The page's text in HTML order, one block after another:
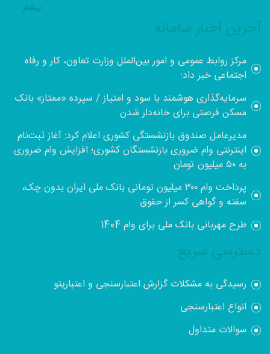
بيشتر
آخرین اخبار سامانه
مرکز روابط عمومی و امور بین‌الملل وزارت تعاون، کار و رفاه
اجتماعی خبر داد:
سرمایه‌گذاری هوشمند با سود و امتیاز / سپرده «ممتاز» بانک
مسکن فرصتی برای خانه‌دار شدن
مدیرعامل صندوق بازنشستگی کشوری اعلام کرد: آغاز ثبت‌نام
اینترنتی وام ضروری بازنشستگان کشوری؛ افزایش وام ضروری
به ۵۰ میلیون تومان
پرداخت وام ۳۰۰ میلیون تومانی بانک ملی ایران بدون چک،
سفته و گواهی کسر از حقوق
طرح مهربانی بانک ملی برای وام 1404
دسترسی سریع
رسیدگی به مشکلات گزارش اعتبارسنجی و اعتباریتو
انواع اعتبارسنجی
سوالات متداول